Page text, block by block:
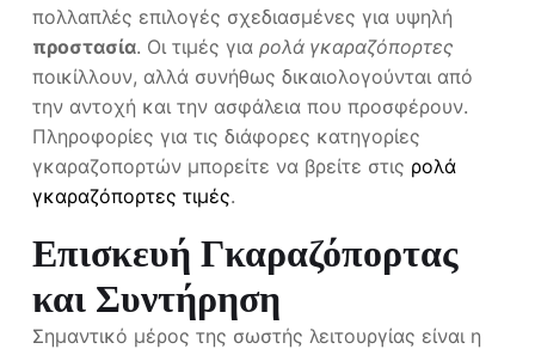
πολλαπλές επιλογές σχεδιασμένες για υψηλή
προστασία. Οι τιμές για ρολά γκαραζόπορτες
ποικίλλουν, αλλά συνήθως δικαιολογούνται από
την αντοχή και την ασφάλεια που προσφέρουν.
Πληροφορίες για τις διάφορες κατηγορίες
γκαραζοπορτών μπορείτε να βρείτε στις ρολά
γκαραζόπορτες τιμές.
Επισκευή Γκαραζόπορτας
και Συντήρηση
Σημαντικό μέρος της σωστής λειτουργίας είναι η